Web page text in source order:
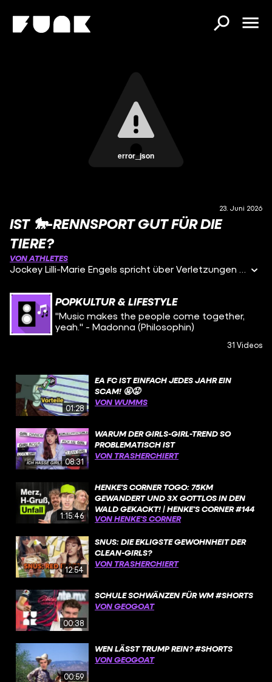
error_json
23. Juni 2026
IST 🐎-RENNSPORT GUT FÜR DIE
TIERE?
VON ATHLETES
Jockey Lilli-Marie Engels spricht über Verletzungen ihrer Pferde und beantwortet die Frage, ob der Rennsport gut für die Tiere ist.
POPKULTUR & LIFESTYLE
"Music makes the people come together,
yeah." - Madonna (Philosophin)
31 Videos
01:28
EA FC IST EINFACH JEDES JAHR EIN
SCAM! 🤬😡
VON WUMMS
08:31
WARUM DER GIRLS-GIRL-TREND SO
PROBLEMATISCH IST
VON TRASHERCHIERT
1:15:46
HENKE'S CORNER TOGO: 75KM
GEWANDERT UND 3X GOTTLOS IN DEN
WALD GEKACKT! | HENKE'S CORNER #144
VON HENKE’S CORNER
12:54
SNUS: DIE EKLIGSTE GEWOHNHEIT DER
CLEAN-GIRLS?
VON TRASHERCHIERT
00:38
SCHULE SCHWÄNZEN FÜR WM #SHORTS
VON GEOGOAT
00:59
WEN LÄSST TRUMP REIN? #SHORTS
VON GEOGOAT